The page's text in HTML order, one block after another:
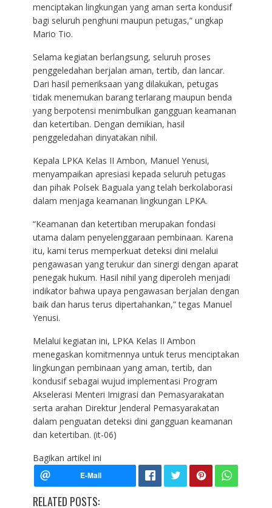
menciptakan lingkungan yang aman serta kondusif
bagi seluruh penghuni maupun petugas,” ungkap
Mario Tio.
Selama kegiatan berlangsung, seluruh proses
penggeledahan berjalan aman, tertib, dan lancar.
Dari hasil pemeriksaan yang dilakukan, petugas
tidak menemukan barang terlarang maupun benda
yang berpotensi menimbulkan gangguan keamanan
dan ketertiban. Dengan demikian, hasil
penggeledahan dinyatakan nihil.
Kepala LPKA Kelas II Ambon, Manuel Yenusi,
menyampaikan apresiasi kepada seluruh petugas
dan pihak Polsek Baguala yang telah berkolaborasi
dalam menjaga keamanan lingkungan LPKA.
“Keamanan dan ketertiban merupakan fondasi
utama dalam penyelenggaraan pembinaan. Karena
itu, kami terus memperkuat deteksi dini melalui
pengawasan yang terukur dan sinergi dengan aparat
penegak hukum. Hasil nihil yang diperoleh menjadi
indikator bahwa upaya pengawasan berjalan dengan
baik dan harus terus dipertahankan,” tegas Manuel
Yenusi.
Melalui kegiatan ini, LPKA Kelas II Ambon
menegaskan komitmennya untuk terus menciptakan
lingkungan pembinaan yang aman, tertib, dan
kondusif sebagai wujud implementasi Program
Akselerasi Menteri Imigrasi dan Pemasyarakatan
serta arahan Direktur Jenderal Pemasyarakatan
dalam penguatan deteksi dini gangguan keamanan
dan ketertiban. (it-06)
Bagikan artikel ini
RELATED POSTS: